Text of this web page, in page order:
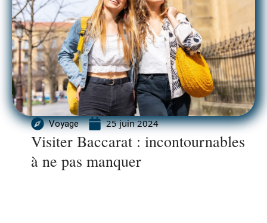
Voyage 25 juin 2024
Visiter Baccarat : incontournables
à ne pas manquer